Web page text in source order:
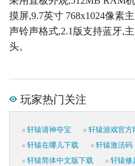
摸屏,9.7英寸 768x1024像素
声铃声格式,2.1版支持蓝牙,
头。
玩家热门关注
轩辕请神夺宝 轩辕游戏官方
轩辕在哪儿下载
轩辕激活码
轩辕简体中文版下载
轩辕修